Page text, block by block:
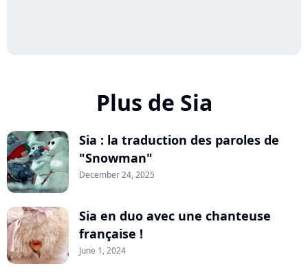
Plus de Sia
Sia : la traduction des paroles de
"Snowman"
December 24, 2025
Sia en duo avec une chanteuse
française !
June 1, 2024